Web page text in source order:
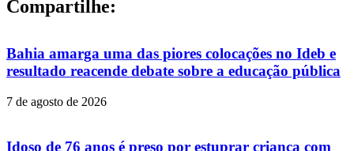
Compartilhe:
Bahia amarga uma das piores colocações no Ideb e
resultado reacende debate sobre a educação pública
7 de agosto de 2026
Idoso de 76 anos é preso por estuprar criança com